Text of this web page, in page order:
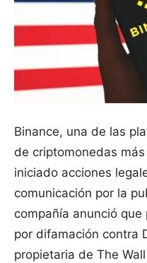
Binance, una de las
de criptomonedas
iniciado acciones
comunicación por la
compañía anunció
por difamación contra
propietaria de The